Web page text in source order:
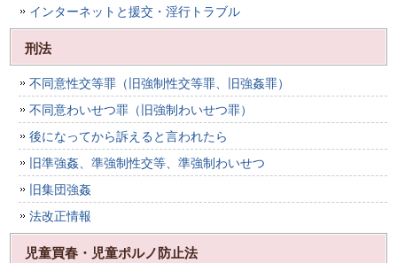
インターネットと援交・淫行トラブル
刑法
不同意性交等罪（旧強制性交等罪、旧強姦罪）
不同意わいせつ罪（旧強制わいせつ罪）
後になってから訴えると言われたら
旧準強姦、準強制性交等、準強制わいせつ
旧集団強姦
法改正情報
児童買春・児童ポルノ防止法